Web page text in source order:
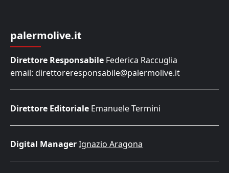
palermolive.it
Direttore Responsabile Federica Raccuglia
email: direttoreresponsabile@palermolive.it
Direttore Editoriale Emanuele Termini
Digital ManagerIgnazio Aragona